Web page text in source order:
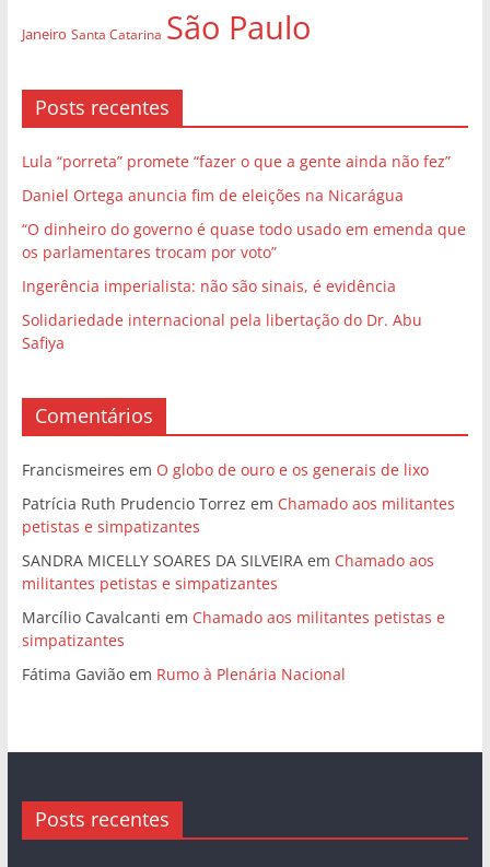
Janeiro Santa Catarina São Paulo
Posts recentes
Lula “porreta” promete “fazer o que a gente ainda não fez”
Daniel Ortega anuncia fim de eleições na Nicarágua
“O dinheiro do governo é quase todo usado em emenda que
os parlamentares trocam por voto”
Ingerência imperialista: não são sinais, é evidência
Solidariedade internacional pela libertação do Dr. Abu
Safiya
Comentários
Francismeires em O globo de ouro e os generais de lixo
Patrícia Ruth Prudencio Torrez em Chamado aos militantes
petistas e simpatizantes
SANDRA MICELLY SOARES DA SILVEIRAem Chamado aos
militantes petistas e simpatizantes
Marcílio Cavalcanti em Chamado aos militantes petistas e
simpatizantes
Fátima Gaviãoem Rumo à Plenária Nacional
Posts recentes